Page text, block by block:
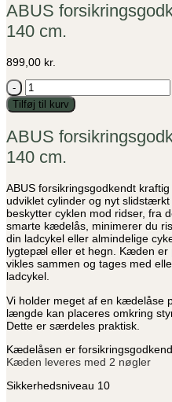
ABUS
140 cm.
899,00 kr.
ABUS
forsikringsgodkendt
kraftig
-
140
cm.
Tilføj til kurv
ABUS
140 cm.
ABUS forsikringsgodkendt
udviklet cylinder og nyt
beskytter cyklen mod ridser, fra
smarte kædelås, minimerer du
din ladcykel eller almindelige
lygtepæl eller et hegn. Kæden er
vikles sammen og tages med
ladcykel.
Vi holder meget af en kædelåse
længde kan placeres omkring
Dette er særdeles praktisk.
Kædelåsen er
Kæden leveres med 2 nøgler
Sikkerhedsniveau 10